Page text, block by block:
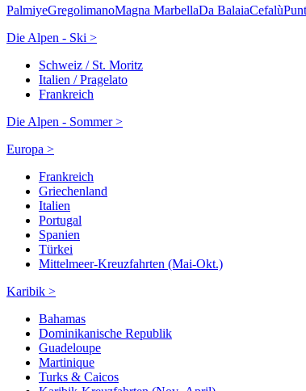
PalmiyeGregolimanoMagna MarbellaDa BalaiaCefalù
Die Alpen - Ski >
Schweiz / St. Moritz
Italien / Pragelato
Frankreich
Die Alpen - Sommer >
Europa >
Frankreich
Griechenland
Italien
Portugal
Spanien
Türkei
Mittelmeer-Kreuzfahrten (Mai-Okt.)
Karibik >
Bahamas
Dominikanische Republik
Guadeloupe
Martinique
Turks & Caicos